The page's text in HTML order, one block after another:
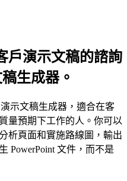
戶演示文稿的諮詢
生成器。
示文稿生成器，適合在客
量預期下工作的人。你可以
析頁面和實施路線圖，輸出
PowerPoint 文件，而不是